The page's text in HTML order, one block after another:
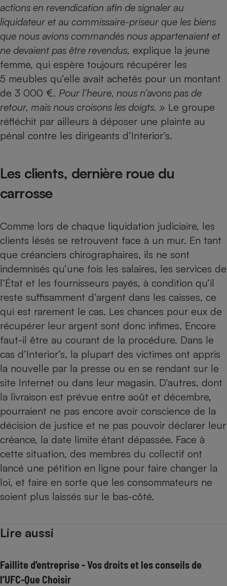
actions en revendication afin de signaler au
liquidateur et au commissaire-priseur que les biens
que nous avions commandés nous appartenaient et
ne devaient pas être revendus, explique la jeune
femme, qui espère toujours récupérer les
5 meubles qu’elle avait achetés pour un montant
de 3 000 €. Pour l’heure, nous n’avons pas de
retour, mais nous croisons les doigts. » Le groupe
réfléchit par ailleurs à déposer une plainte au
pénal contre les dirigeants d’Interior’s.
Les clients, dernière roue du
carrosse
Comme lors de chaque liquidation judiciaire, les
clients lésés se retrouvent face à un mur. En tant
que créanciers chirographaires, ils ne sont
indemnisés qu’une fois les salaires, les services de
l’État et les fournisseurs payés, à condition qu’il
reste suffisamment d’argent dans les caisses, ce
qui est rarement le cas. Les chances pour eux de
récupérer leur argent sont donc infimes. Encore
faut-il être au courant de la procédure. Dans le
cas d’Interior’s, la plupart des victimes ont appris
la nouvelle par la presse ou en se rendant sur le
site Internet ou dans leur magasin. D’autres, dont
la livraison est prévue entre août et décembre,
pourraient ne pas encore avoir conscience de la
décision de justice et ne pas pouvoir déclarer leur
créance, la date limite étant dépassée. Face à
cette situation, des membres du collectif ont
lancé une pétition en ligne pour faire changer la
loi, et faire en sorte que les consommateurs ne
soient plus laissés sur le bas-côté.
Lire aussi
Faillite d’entreprise - Vos droits et les conseils de
l’UFC-Que Choisir